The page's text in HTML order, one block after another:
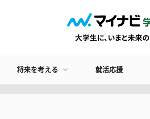
将来を考える 就活応援